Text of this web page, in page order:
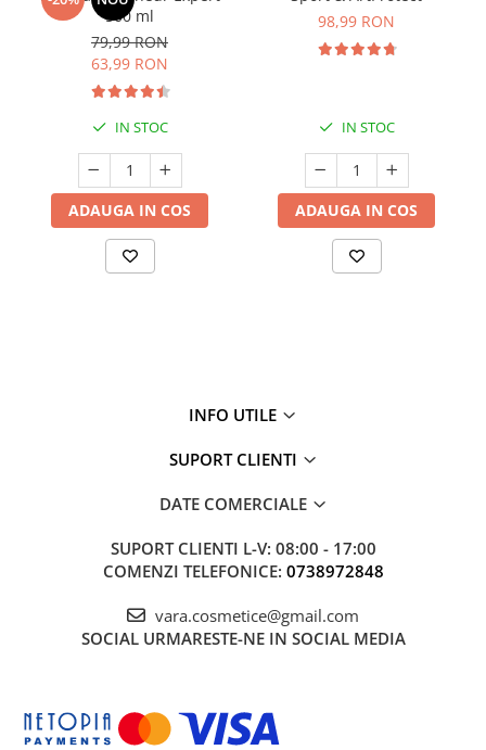
500 ml
79,99 RON
63,99 RON
IN STOC
ADAUGA IN COS
98,99 RON
IN STOC
ADAUGA IN COS
INFO UTILE
SUPORT CLIENTI
DATE COMERCIALE
SUPORT CLIENTI L-V: 08:00 - 17:00
COMENZI TELEFONICE: 0738972848
vara.cosmetice@gmail.com
SOCIAL URMARESTE-NE IN SOCIAL MEDIA